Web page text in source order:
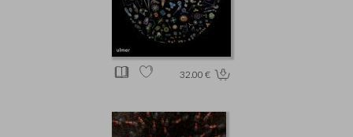
32.00 €